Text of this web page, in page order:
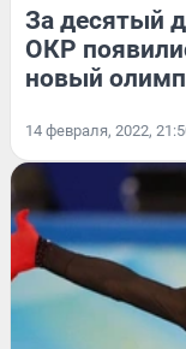
За десятый
ОКР
новый
14 февраля, 2022,